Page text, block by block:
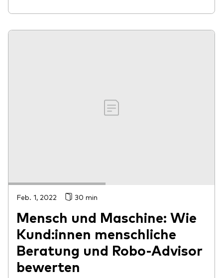
Feb. 1, 2022 30 min
Mensch und Maschine: Wie
Kund:innen menschliche
Beratung und Robo-Advisor
bewerten